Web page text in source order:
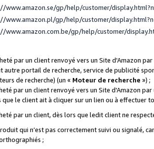
www.amazon.se/gp/help/customer/
www.amazon.pl/gp/help/customer/
www.amazon.com.be/gp/help/customer/
par un client renvoyé vers un Site d'Amazon
autre portail de recherche, service de publicité
de recherche) (un « Moteur de recherche ») ;
par un client renvoyé vers un Site d'Amazon
que le client ait à cliquer sur un lien ou à
par un client, dès lors que ledit client ne
qui n’est pas correctement suivi ou signalé,
;